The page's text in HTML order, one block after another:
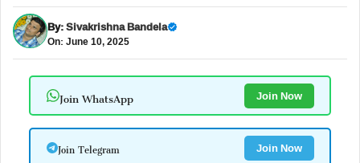
By:Sivakrishna Bandela
On: June 10, 2025
Join WhatsApp Join Now
Join Telegram Join Now